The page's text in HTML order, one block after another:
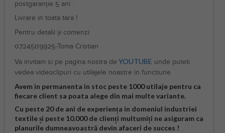
postgaranție 5 ani .
Livrare in toata tara !
Pentru detalii și comenzi
0724509925-Toma Cristian
Va invitam si pe pagina nostra de YOUTUBE unde puteti
vedea videoclipuri cu utilajele noastre in functiune
Avem in permanenta in stoc peste 1000 utilaje pentru ca
fiecare client sa poata alege din mai multe variante.
Cu peste 20 de ani de experiența in domeniul industriei
textile și peste 10.000 de clienți multumiți ne asiguram ca
planurile dumneavoastră devin afaceri de succes !